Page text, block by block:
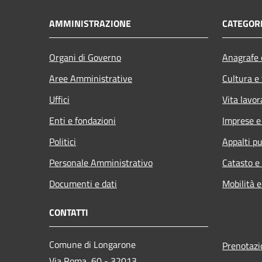
AMMINISTRAZIONE
Organi di Governo
Aree Amministrative
Uffici
Enti e fondazioni
Politici
Personale Amministrativo
Documenti e dati
Cultura
Vita
Imprese
Appalti
Catasto
Mobilità
CONTATTI
Comune di Longarone